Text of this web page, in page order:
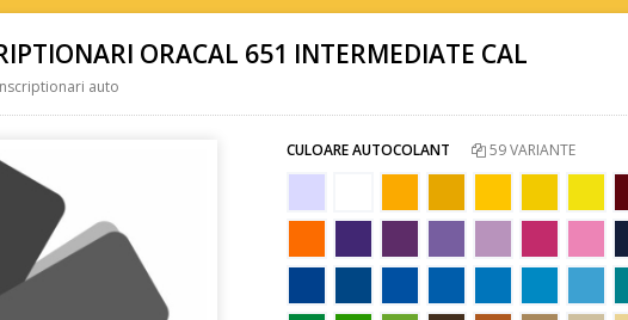
ORACAL 651 INTERMEDIATE CAL
auto
CULOARE AUTOCOLANT 59 VARIANTE